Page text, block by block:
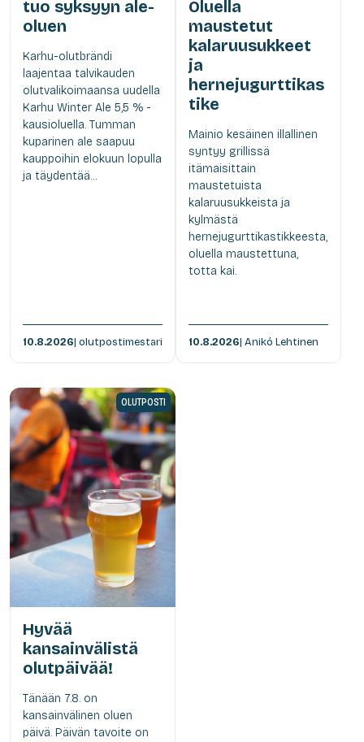
tuo syksyyn ale-
oluen
Karhu-olutbrändi
laajentaa talvikauden
olutvalikoimaansa uudella
Karhu Winter Ale 5,5 % -
kausioluella. Tumman
kuparinen ale saapuu
kauppoihin elokuun lopulla
ja täydentää...
10.8.2026| olutpostimestari
Oluella
maustetut
kalaruusukkeet
ja
hernejugurttikas
tike
Mainio kesäinen illallinen
syntyy grillissä
itämaisittain
maustetuista
kalaruusukkeista ja
kylmästä
hernejugurttikastikkeesta,
oluella maustettuna,
totta kai.
10.8.2026| Anikó Lehtinen
OLUTPOSTI
Hyvää
kansainvälistä
olutpäivää!
Tänään 7.8. on
kansainvälinen oluen
päivä. Päivän tavoite on